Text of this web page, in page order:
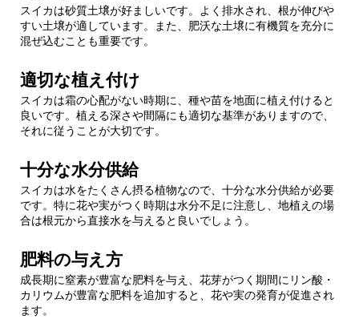
スイカは砂質土壌が好ましいです。よく排水され、根が伸びや
すい土壌が適しています。また、肥沃な土壌に有機質を充分に
混ぜ込むことも重要です。
適切な植え付け
スイカは霜の心配がない時期に、種や苗を地面に植え付けると
良いです。植える深さや間隔にも適切な基準がありますので、
それに従うことが大切です。
十分な水分供給
スイカは水をたくさん摂る植物なので、十分な水分供給が必要
です。特に花や実がつく時期は水分不足に注意し、地植えの場
合は根元から直接水を与えると良いでしょう。
肥料の与え方
成長期に窒素が豊富な肥料を与え、花芽がつく期間にリン酸・
カリウムが豊富な肥料を追加すると、花や実の発育が促進され
ます。